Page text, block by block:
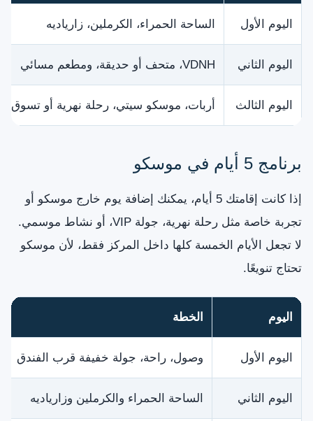
اليوم الأول الساحة الحمراء، الكرملين، زارياديه
اليوم الثاني VDNH، متحف أو حديقة، ومطعم مسائي
اليوم الثالث أربات، موسكو سيتي، رحلة نهرية أو تسوق
برنامج 5 أيام في موسكو
إذا كانت إقامتك 5 أيام، يمكنك إضافة يوم خارج موسكو أو
تجربة خاصة مثل رحلة نهرية، جولة VIP، أو نشاط موسمي.
لا تجعل الأيام الخمسة كلها داخل المركز فقط، لأن موسكو
تحتاج تنويعًا.
اليوم الخطة
اليوم الأول وصول، راحة، جولة خفيفة قرب الفندق
اليوم الثاني الساحة الحمراء والكرملين وزارياديه